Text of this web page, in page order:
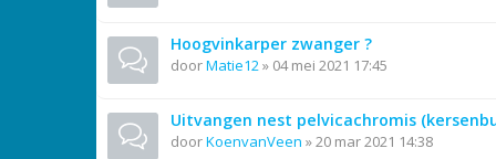
Hoogvinkarper zwanger ?
doorMatie12» 04 mei 2021 17:45
Uitvangen nest pelvicachromis
doorKoenvanVeen »20 mar 2021 14:38